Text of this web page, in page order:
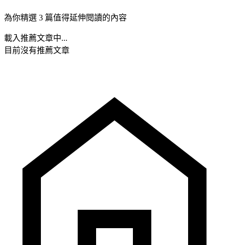
為你精選 3 篇值得延伸閱讀的內容
載入推薦文章中...
目前沒有推薦文章